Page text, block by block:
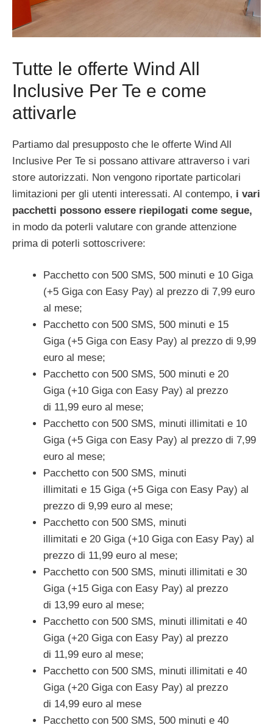
Tutte le offerte Wind All
Inclusive Per Te e come
attivarle
Partiamo dal presupposto che le offerte Wind All
Inclusive Per Te si possano attivare attraverso i vari
store autorizzati. Non vengono riportate particolari
limitazioni per gli utenti interessati. Al contempo, i vari
pacchetti possono essere riepilogati come segue,
in modo da poterli valutare con grande attenzione
prima di poterli sottoscrivere:
Pacchetto con 500 SMS, 500 minuti e 10 Giga
(+5 Giga con Easy Pay) al prezzo di 7,99 euro
al mese;
Pacchetto con 500 SMS, 500 minuti e 15
Giga (+5 Giga con Easy Pay) al prezzo di 9,99
euro al mese;
Pacchetto con 500 SMS, 500 minuti e 20
Giga (+10 Giga con Easy Pay) al prezzo
di 11,99 euro al mese;
Pacchetto con 500 SMS, minuti illimitati e 10
Giga (+5 Giga con Easy Pay) al prezzo di 7,99
euro al mese;
Pacchetto con 500 SMS, minuti
illimitati e 15 Giga (+5 Giga con Easy Pay) al
prezzo di 9,99 euro al mese;
Pacchetto con 500 SMS, minuti
illimitati e 20 Giga (+10 Giga con Easy Pay) al
prezzo di 11,99 euro al mese;
Pacchetto con 500 SMS, minuti illimitati e 30
Giga (+15 Giga con Easy Pay) al prezzo
di 13,99 euro al mese;
Pacchetto con 500 SMS, minuti illimitati e 40
Giga (+20 Giga con Easy Pay) al prezzo
di 11,99 euro al mese;
Pacchetto con 500 SMS, minuti illimitati e 40
Giga (+20 Giga con Easy Pay) al prezzo
di 14,99 euro al mese
Pacchetto con 500 SMS, 500 minuti e 40